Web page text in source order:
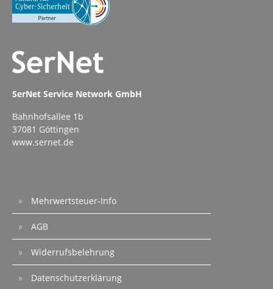
SerNet Service Network GmbH
Bahnhofsallee 1b
37081 Göttingen
www.sernet.de
Mehrwertsteuer-Info
AGB
Widerrufsbelehrung
Datenschutzerklärung